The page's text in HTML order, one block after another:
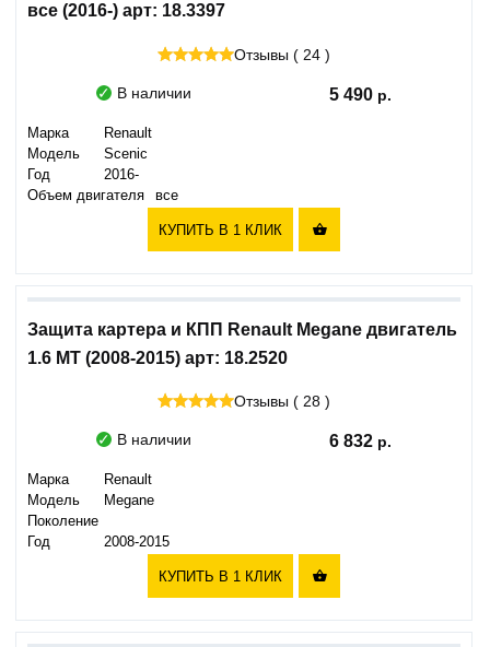
все (2016-) арт: 18.3397
Отзывы ( 24 )
В наличии 5 490
Марка
Renault
Модель
Scenic
Год
2016-
Объем двигателя
все
КУПИТЬ В 1 КЛИК 
Защита картера и КПП Renault Megane двигатель
1.6 MT (2008-2015) арт: 18.2520
Отзывы ( 28 )
В наличии 6 832
Марка
Renault
Модель
Megane
Поколение
Год
2008-2015
КУПИТЬ В 1 КЛИК 